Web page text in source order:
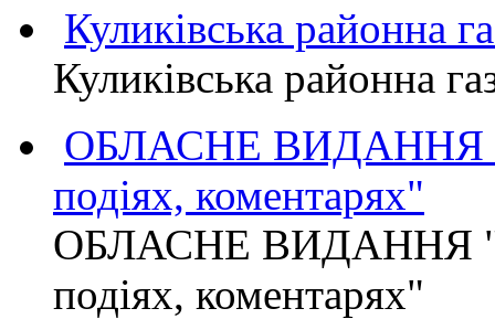
Куликівська районна
Куликівська районна
ОБЛАСНЕ ВИДАННЯ
подіях, коментарях"
ОБЛАСНЕ ВИДАННЯ
подіях, коментарях"